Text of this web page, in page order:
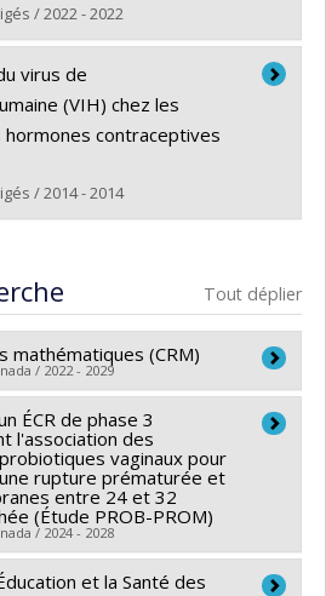
/ 2022 - 2022
Galab Mahamoud
D.
dans Papyrus
virus de
(VIH) chez les
contraceptives
/ 2014 - 2014
Sc.
Tout déplier
mathématiques (CRM)
/ 2022 - 2029
Cornea,Franco SALIOLA
Bengio,François Lalonde
Delfour, Marlène Frigon
Rousseau,Jacques
, Sabin Lessard
Hahn ,Christian Léger
ÉCR de phase 3
l'association des
vaginaux pour
rupture prématurée et
entre 24 et 32
(Étude PROB-PROM)
/ 2024 - 2028
Charles Pasquier
et la Santé des